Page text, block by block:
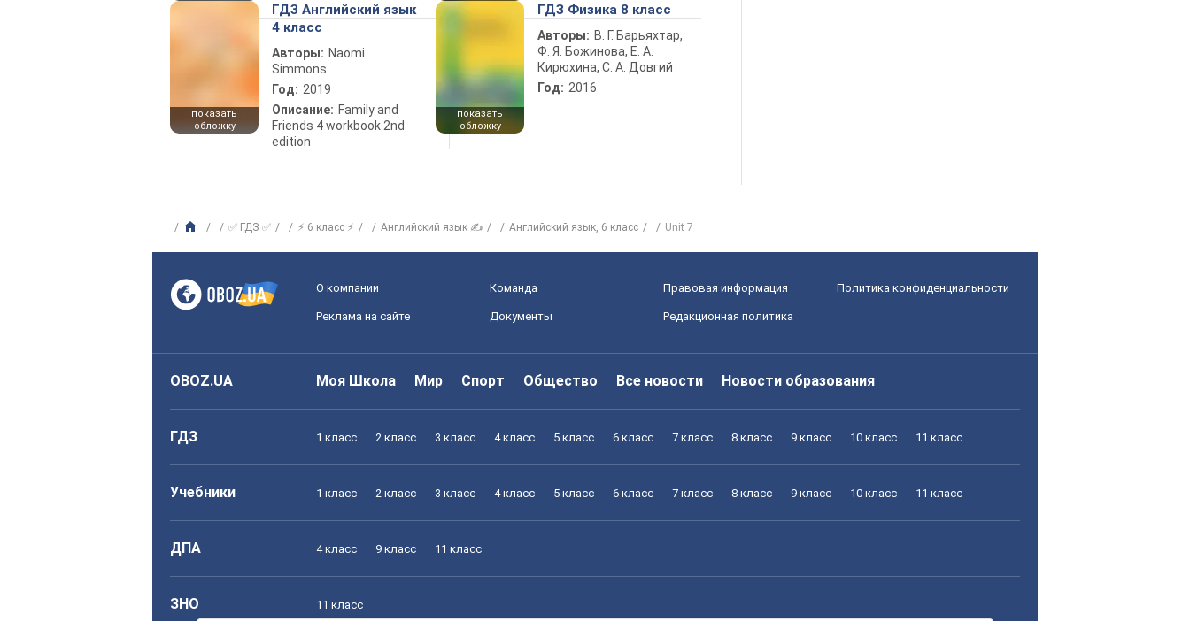
показать
обложку
ГДЗ Английский язык
4 класс
Авторы: Naomi
Simmons
Год: 2019
Описание: Family and
Friends 4 workbook 2nd
edition
показать
обложку
ГДЗ Физика 8 класс
Авторы: В. Г. Барьяхтар,
Ф. Я. Божинова, Е. А.
Кирюхина, С. А. Довгий
Год: 2016
✅ ГДЗ ✅ ⚡ 6 класс ⚡ Английский язык ✍ Английский язык, 6 класс Unit 7
О компании Команда Правовая информация Политика конфиденциальности
Реклама на сайте Документы Редакционная политика
OBOZ.UA Моя Школа Мир Спорт Общество Все новости Новости образования
ГДЗ 1 класс 2 класс 3 класс 4 класс 5 класс 6 класс 7 класс 8 класс 9 класс 10 класс 11 класс
Учебники 1 класс 2 класс 3 класс 4 класс 5 класс 6 класс 7 класс 8 класс 9 класс 10 класс 11 класс
ДПА 4 класс 9 класс 11 класс
ЗНО 11 класс